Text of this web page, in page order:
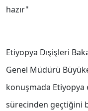
hazır"
Etiyopya Dışişleri
Genel Müdürü
konuşmada
sürecinden geçtiğini